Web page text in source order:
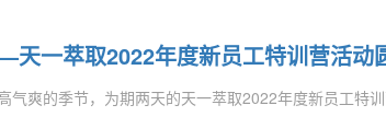
一萃取2022年度新员工特训营活动
气爽的季节，为期两天的天一萃取2022年度新员工